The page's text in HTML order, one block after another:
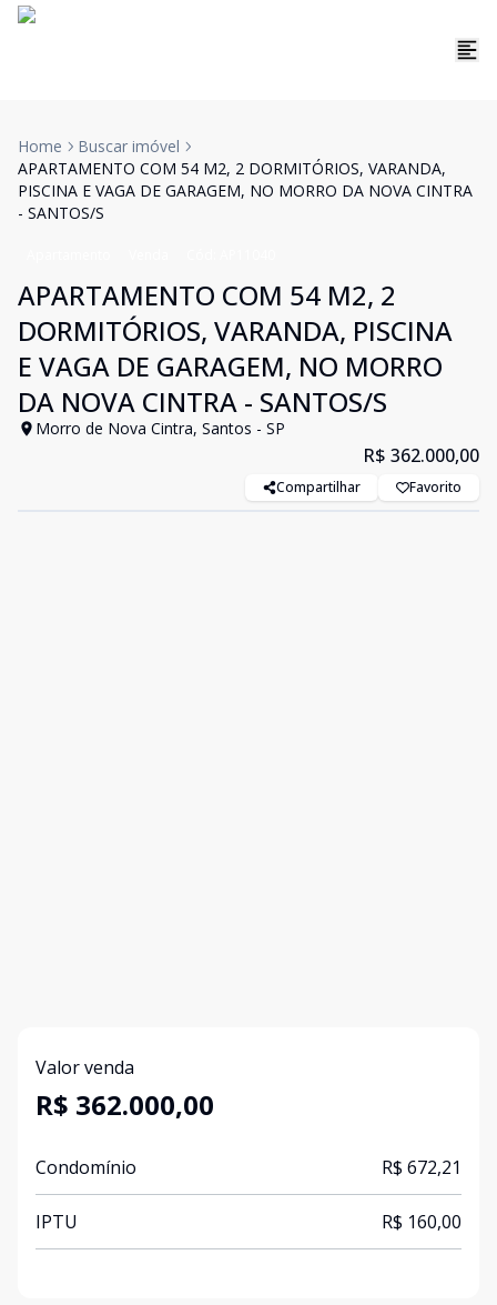
Home
Buscar imóvel
APARTAMENTO COM 54 M2, 2 DORMITÓRIOS, VARANDA,
PISCINA E VAGA DE GARAGEM, NO MORRO DA NOVA CINTRA
- SANTOS/S
APARTAMENTO COM 54 M2, 2
DORMITÓRIOS, VARANDA, PISCINA
E VAGA DE GARAGEM, NO MORRO
DA NOVA CINTRA - SANTOS/S
Morro de Nova Cintra, Santos - SP
R$ 362.000,00
Compartilhar Favorito
Valor venda
R$ 362.000,00
Condomínio R$ 672,21
IPTU R$ 160,00